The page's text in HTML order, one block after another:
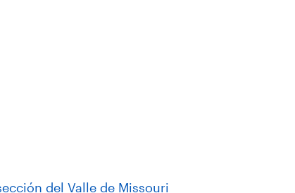
del Valle de Missouri